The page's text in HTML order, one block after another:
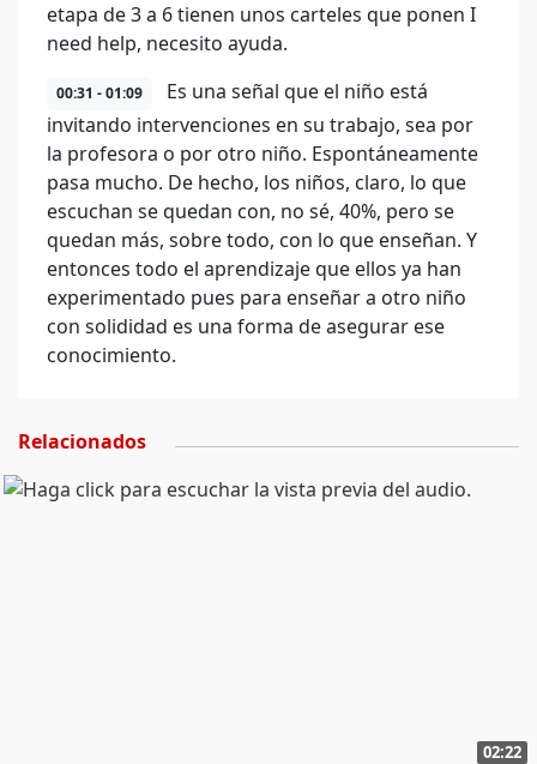
etapa de 3 a 6 tienen unos carteles que ponen I
need help, necesito ayuda.
00:31 - 01:09
Es una señal que el niño está
invitando intervenciones en su trabajo, sea por
la profesora o por otro niño. Espontáneamente
pasa mucho. De hecho, los niños, claro, lo que
escuchan se quedan con, no sé, 40%, pero se
quedan más, sobre todo, con lo que enseñan. Y
entonces todo el aprendizaje que ellos ya han
experimentado pues para enseñar a otro niño
con solididad es una forma de asegurar ese
conocimiento.
Relacionados
02:22